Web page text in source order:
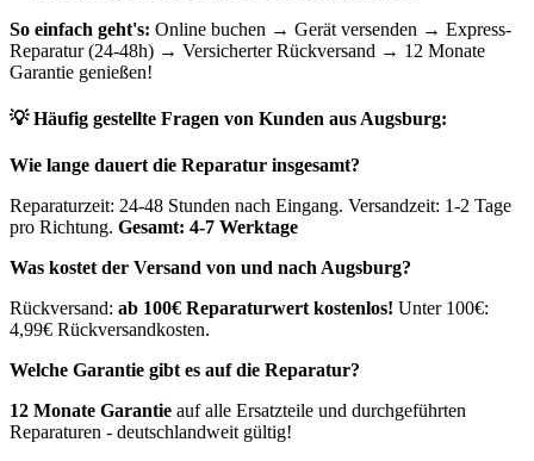
So einfach geht's: Online buchen → Gerät versenden → Express-
Reparatur (24-48h) → Versicherter Rückversand → 12 Monate
Garantie genießen!
💡 Häufig gestellte Fragen von Kunden aus Augsburg:
Wie lange dauert die Reparatur insgesamt?
Reparaturzeit: 24-48 Stunden nach Eingang. Versandzeit: 1-2 Tage
pro Richtung. Gesamt: 4-7 Werktage
Was kostet der Versand von und nach Augsburg?
Rückversand: ab 100€ Reparaturwert kostenlos! Unter 100€:
4,99€ Rückversandkosten.
Welche Garantie gibt es auf die Reparatur?
12 Monate Garantie auf alle Ersatzteile und durchgeführten
Reparaturen - deutschlandweit gültig!